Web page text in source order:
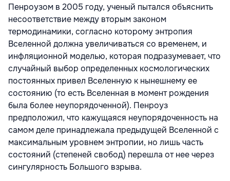
Пенроузом в 2005 году, ученый пытался объяснить
несоответствие между вторым законом
термодинамики, согласно которому энтропия
Вселенной должна увеличиваться со временем, и
инфляционной моделью, которая подразумевает, что
случайный выбор определенных космологических
постоянных привел Вселенную к нынешнему ее
состоянию (то есть Вселенная в момент рождения
была более неупорядоченной). Пенроуз
предположил, что кажущаяся неупорядоченность на
самом деле принадлежала предыдущей Вселенной с
максимальным уровнем энтропии, но лишь часть
состояний (степеней свобод) перешла от нее через
сингулярность Большого взрыва.